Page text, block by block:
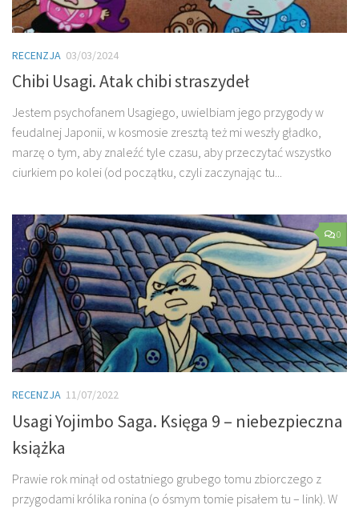
RECENZJA 03/03/2024
Chibi Usagi. Atak chibi straszydeł
Jestem psychofanem Usagiego, uwielbiam jego przygody w
feudalnej Japonii, w kosmosie zresztą też mi weszły gładko,
marzę o tym, aby znaleźć tyle czasu, aby przeczytać wszystko
ciurkiem po kolei (od początku, czyli zaczynając tu...
0
RECENZJA 11/07/2022
Usagi Yojimbo Saga. Księga 9 – niebezpieczna
książka
Prawie rok minął od ostatniego grubego tomu zbiorczego z
przygodami królika ronina (o ósmym tomie pisałem tu – link). W